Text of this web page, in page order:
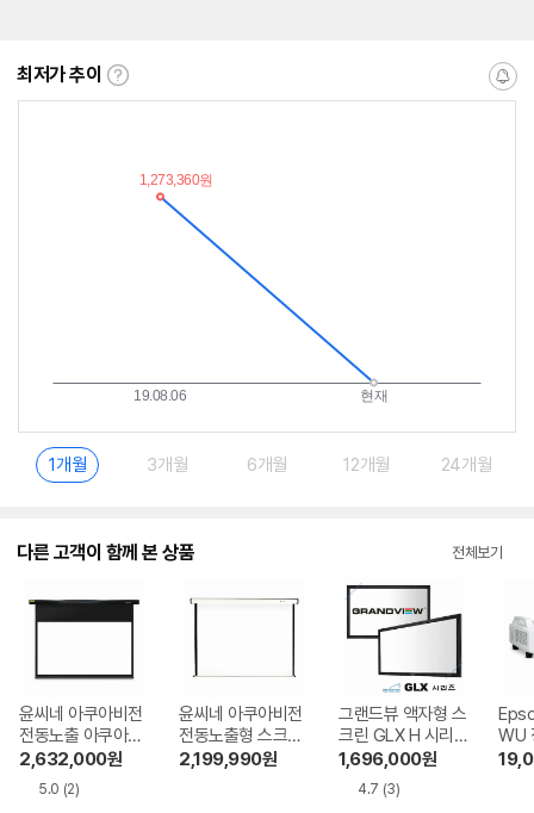
최저가 추이
최
알
1개월 3개월 6개월 12개월 24개월
다른 고객이 함께 본 상품 전체보기
윤씨네 아쿠아비전
전동노출 아쿠아매
트 스크린 SA-EH
시리즈 200인치, S
A-EH200WM
2,632,000원
5.0 (2)
윤씨네 아쿠아비전
전동노출형 스크린
N-EV AW 시리즈
2,199,990원
그랜드뷰 액자형 스
크린 GLX H 시리즈
200인치, GLX-20
1,696,000원
4.7 (3)
WU